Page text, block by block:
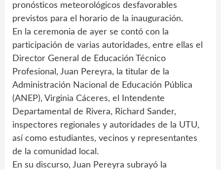
pronósticos meteorológicos desfavorables
previstos para el horario de la inauguración.
En la ceremonia de ayer se contó con la
participación de varias autoridades, entre ellas el
Director General de Educación Técnico
Profesional, Juan Pereyra, la titular de la
Administración Nacional de Educación Pública
(ANEP), Virginia Cáceres, el Intendente
Departamental de Rivera, Richard Sander,
inspectores regionales y autoridades de la UTU,
así como estudiantes, vecinos y representantes
de la comunidad local.
En su discurso, Juan Pereyra subrayó la